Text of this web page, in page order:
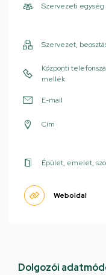
Szervezeti egység
Szervezet,
Központi
mellék
E-mail
Cím
Épület, emelet,
Weboldal
Dolgozói